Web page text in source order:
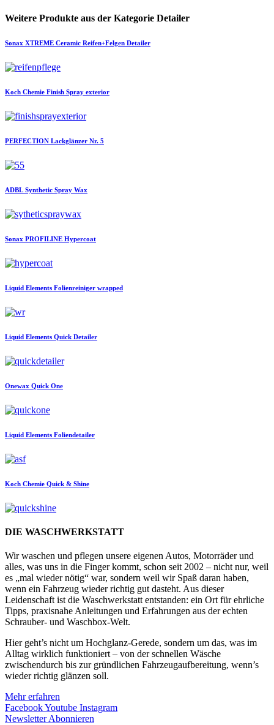
Weitere Produkte aus der Kategorie Detailer
Sonax XTREME Ceramic Reifen+Felgen Detailer
Koch Chemie Finish Spray exterior
PERFECTION Lackglänzer Nr. 5
ADBL Synthetic Spray Wax
Sonax PROFILINE Hypercoat
Liquid Elements Folienreiniger wrapped
Liquid Elements Quick Detailer
Onewax Quick One
Liquid Elements Foliendetailer
Koch Chemie Quick & Shine
DIE WASCHWERKSTATT
Wir waschen und pflegen unsere eigenen Autos, Motorräder und
alles, was uns in die Finger kommt, schon seit 2002 – nicht nur, weil
es „mal wieder nötig“ war, sondern weil wir Spaß daran haben,
wenn ein Fahrzeug wieder richtig gut dasteht. Aus dieser
Leidenschaft ist die Waschwerkstatt entstanden: ein Ort für ehrliche
Tipps, praxisnahe Anleitungen und Erfahrungen aus der echten
Schrauber- und Waschbox-Welt.
Hier geht’s nicht um Hochglanz-Gerede, sondern um das, was im
Alltag wirklich funktioniert – von der schnellen Wäsche
zwischendurch bis zur gründlichen Fahrzeugaufbereitung, wenn’s
wieder richtig glänzen soll.
Mehr erfahren
FacebookYoutube Instagram
Newsletter Abonnieren